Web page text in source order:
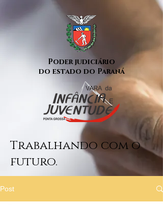
Poder judiciário
do estado do Paraná
Trabalhando com o
futuro.
Post